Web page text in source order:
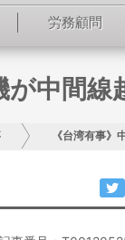
労務顧問
が中間
《台湾有事